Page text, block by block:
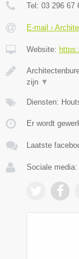
Tel: 03 296 67
E-mail ›
Website:
zijn ▼
Diensten:
Er wordt
Laatste
Sociale media: